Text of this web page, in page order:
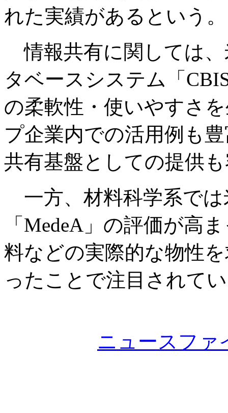
れた実績があるという。
情報共有に関しては
タベースシステム「
の柔軟性・使いやすさ
プ企業内での活用例も
共有基盤としての提供
一方、材料科学系で
「MedeA」の評価が高
料などの実際的な物性
ったことで注目されて
ニュースファ